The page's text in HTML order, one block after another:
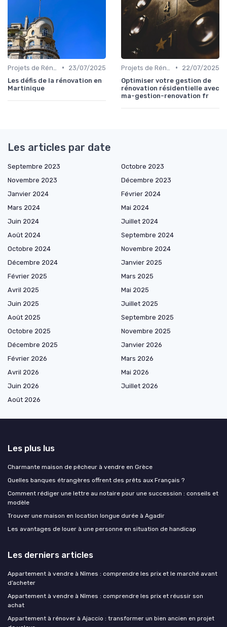
•
23/07/2025
Les défis de la rénovation en
Martinique
•
22/07/2025
Optimiser votre gestion de
rénovation résidentielle avec
ma-gestion-renovation fr
Les articles par date
Septembre 2023
Octobre 2023
Novembre 2023
Décembre 2023
Janvier 2024
Février 2024
Mars 2024
Mai 2024
Juin 2024
Juillet 2024
Août 2024
Septembre 2024
Octobre 2024
Novembre 2024
Décembre 2024
Janvier 2025
Février 2025
Mars 2025
Avril 2025
Mai 2025
Juin 2025
Juillet 2025
Août 2025
Septembre 2025
Octobre 2025
Novembre 2025
Décembre 2025
Janvier 2026
Février 2026
Mars 2026
Avril 2026
Mai 2026
Juin 2026
Juillet 2026
Août 2026
Les plus lus
Charmante maison de pêcheur à vendre en Grèce
Quelles banques étrangères offrent des prêts aux Français ?
Comment rédiger une lettre au notaire pour une succession : conseils et
modèle
Trouver une maison en location longue durée à Agadir
Les avantages de louer à une personne en situation de handicap
Les derniers articles
Appartement à vendre à Nîmes : comprendre les prix et le marché avant
d’acheter
Appartement à vendre à Nîmes : comprendre les prix et réussir son
achat
Appartement à rénover à Ajaccio : transformer un bien ancien en projet